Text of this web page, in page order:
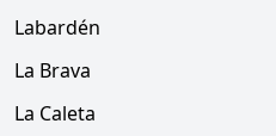
Labardén
La Brava
La Caleta